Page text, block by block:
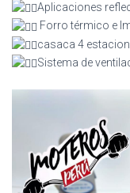
Aplicaciones
Forro térmico e
casaca 4
Sistema de